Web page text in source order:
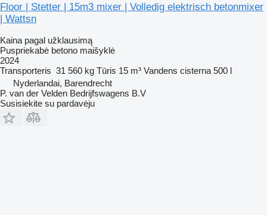
Floor | Stetter | 15m3 mixer | Volledig elektrisch betonmixer
| Wattsn
Kaina pagal užklausimą
Puspriekabė betono maišyklė
2024
Transporteris 31 560 kg Tūris 15 m³ Vandens cisterna 500 l
Nyderlandai, Barendrecht
P. van der Velden Bedrijfswagens B.V
Susisiekite su pardavėju